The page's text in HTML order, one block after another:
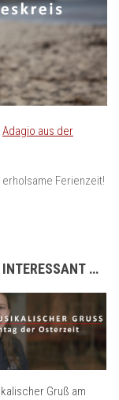
Adagio aus der
Ferienzeit!
INTERESSANT …
Gruß am